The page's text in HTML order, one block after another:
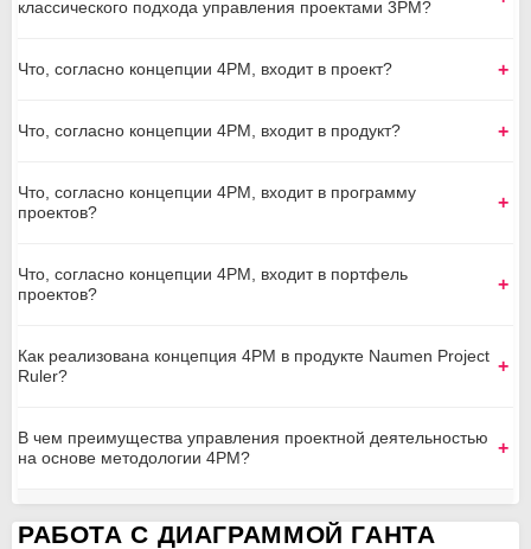
классического подхода управления проектами 3PM?
ИТ-системе
Что, согласно концепции 4PM, входит в проект?
Что, согласно концепции 4PM, входит в продукт?
Что, согласно концепции 4PM, входит в программу
проектов?
Что, согласно концепции 4PM, входит в портфель
проектов?
Как реализована концепция 4PM в продукте Naumen Project
Ruler?
В чем преимущества управления проектной деятельностью
на основе методологии 4PM?
РАБОТА С ДИАГРАММОЙ ГАНТА